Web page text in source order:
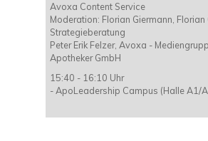
Avoxa Content Service
Moderation: Florian Giermann, Florian
Strategieberatung
Peter Erik Felzer, Avoxa -
Apotheker GmbH
15:40 - 16:10 Uhr
- ApoLeadership Campus (Halle A1/